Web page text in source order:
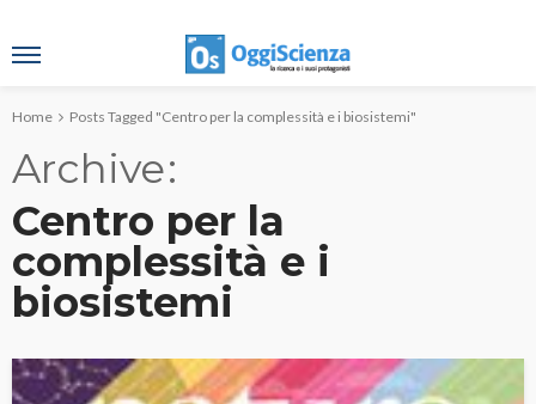
Home Posts Tagged "Centro per la complessità e i biosistemi"
Archive
Centro per la
complessità e i
biosistemi